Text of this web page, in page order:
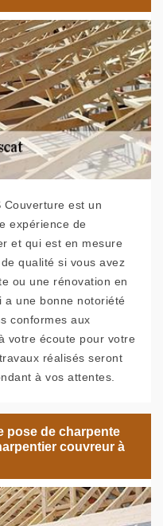
Couverture est un
expérience de
et qui est en mesure
qualité si vous avez
ou une rénovation en
a une bonne notoriété
conformes aux
votre écoute pour votre
réalisés seront
à vos attentes.
pose de charpente
couvreur à